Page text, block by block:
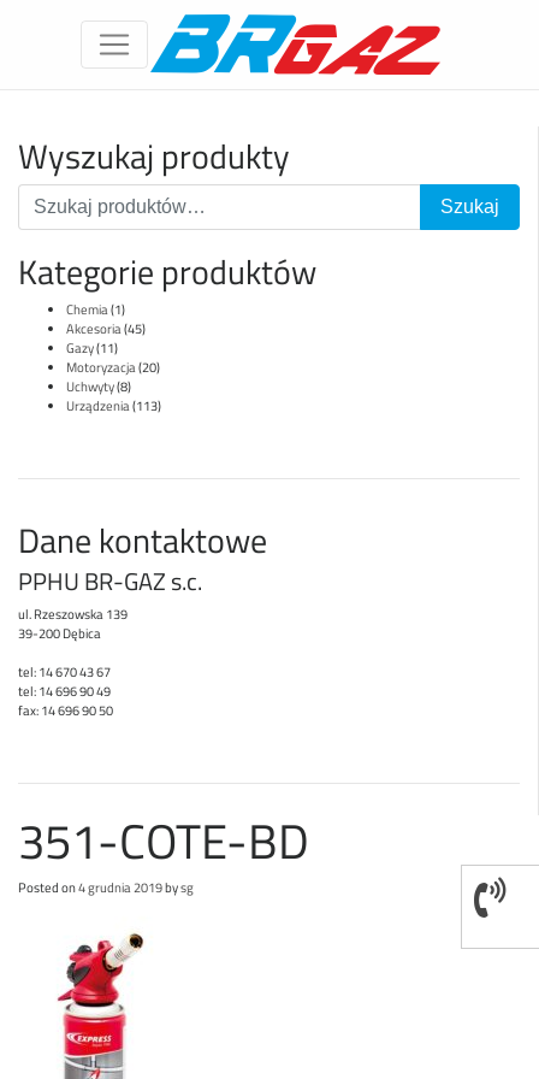
Wyszukaj produkty
Kategorie produktów
Chemia(1)
Akcesoria(45)
Gazy(11)
Motoryzacja(20)
Uchwyty(8)
Urządzenia(113)
Dane kontaktowe
PPHU BR-GAZ s.c.
ul. Rzeszowska 139
39-200 Dębica
tel: 14 670 43 67
tel: 14 696 90 49
fax: 14 696 90 50
351-COTE-BD
Posted on4 grudnia 2019bysg